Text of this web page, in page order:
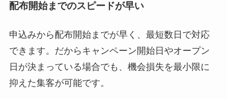
配布開始までのスピードが早い
申込みから配布開始までが早く、最短数日で対応
できます。だからキャンペーン開始日やオープン
日が決まっている場合でも、機会損失を最小限に
抑えた集客が可能です。